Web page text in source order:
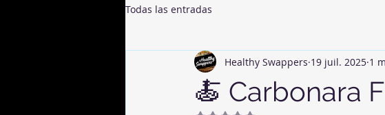
Todas las entradas
🍝 Carbonara
Healthy Swappers 19 juil. 2025 1